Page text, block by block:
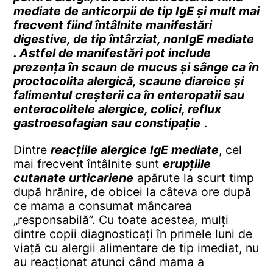
mediate de anticorpii de tip IgE și mult mai
frecvent fiind întâlnite manifestări
digestive, de tip întârziat, nonIgE mediate
. Astfel de manifestări pot include
prezența în scaun de mucus și sânge ca în
proctocolita alergică, scaune diareice și
falimentul creșterii ca în enteropatii sau
enterocolitele alergice, colici, reflux
gastroesofagian sau constipație .
Dintre reacțiile alergice IgE mediate, cel
mai frecvent întâlnite sunt erupțiile
cutanate urticariene apărute la scurt timp
după hrănire, de obicei la câteva ore după
ce mama a consumat mâncarea
„responsabilă”. Cu toate acestea, mulți
dintre copii diagnosticați în primele luni de
viață cu alergii alimentare de tip imediat, nu
au reacționat atunci când mama a